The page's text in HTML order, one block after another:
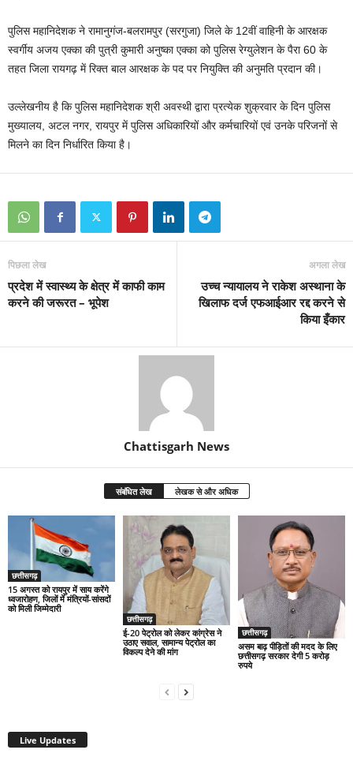
पुलिस महानिदेशक ने रामानुगंज-बलरामपुर (सरगुजा) जिले के 12वीं वाहिनी के आरक्षक
स्वर्गीय अजय एक्का की पुत्री कुमारी अनुष्का एक्का को पुलिस रेग्युलेशन के पैरा 60 के
तहत जिला रायगढ़ में रिक्त बाल आरक्षक के पद पर नियुक्ति की अनुमति प्रदान की।
उल्लेखनीय है कि पुलिस महानिदेशक श्री अवस्थी द्वारा प्रत्येक शुक्रवार के दिन पुलिस
मुख्यालय, अटल नगर, रायपुर में पुलिस अधिकारियों और कर्मचारियों एवं उनके परिजनों से
मिलने का दिन निर्धारित किया है।
पिछला लेख
प्रदेश में स्वास्थ्य के क्षेत्र में काफी काम
करने की जरूरत – भूपेश
अगला लेख
उच्च न्यायालय ने राकेश अस्थाना के
खिलाफ दर्ज एफआईआर रद्द करने से
किया इँकार
Chattisgarh News
संबंधित लेख लेखक से और अधिक
छत्तीसगढ़
15 अगस्त को रायपुर में साय करेंगे
ध्वजारोहण, जिलों में मंत्रियों-सांसदों
को मिली जिम्मेदारी
छत्तीसगढ़
ई-20 पेट्रोल को लेकर कांग्रेस ने
उठाए सवाल, सामान्य पेट्रोल का
विकल्प देने की मांग
छत्तीसगढ़
असम बाढ़ पीड़ितों की मदद के लिए
छत्तीसगढ़ सरकार देगी 5 करोड़
रुपये
Live Updates